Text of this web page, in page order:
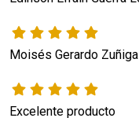
Moisés Gerardo